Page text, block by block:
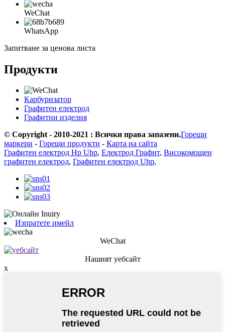
WeChat
WhatsApp
Запитване за ценова листа
Продукти
Карбуризатор
Графитен електрод
Графитни изделия
© Copyright - 2010-2021 : Всички права запазени.Горещи
маркери - Горещи продукти - Карта на сайта
Графитен електрод Hp Uhp, Електрод Графит, Високомощен
графитен електрод, Графитен електрод Uhp,
Изпратете имейл
WeChat
Нашият уебсайт
x